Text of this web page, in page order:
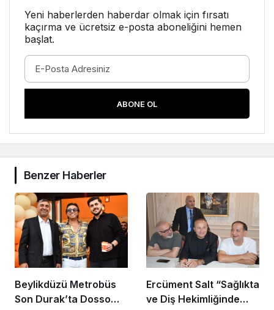
Yeni haberlerden haberdar olmak için fırsatı
kaçırma ve ücretsiz e-posta aboneliğini hemen
başlat.
ABONE OL
Benzer Haberler
Beylikdüzü Metrobüs
Son Durak’ta Dosso
Ercüment Salt “Sağlıkta
ve Diş Hekimliğinde